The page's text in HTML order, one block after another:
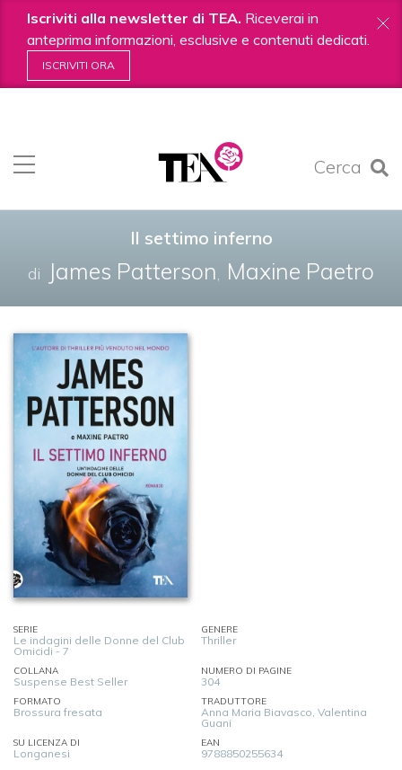
Iscriviti alla newsletter di TEA. Riceverai in
anteprima informazioni, esclusive e contenuti dedicati.
ISCRIVITI ORA
Cerca
contenuti.
|
Il settimo inferno
di James Patterson, Maxine Paetro
SERIE
Le indagini delle Donne del Club
Omicidi - 7
GENERE
Thriller
COLLANA
Suspense Best Seller
NUMERO DI PAGINE
304
FORMATO
Brossura fresata
TRADUTTORE
Anna Maria Biavasco, Valentina
Guani
SU LICENZA DI
Longanesi
EAN
9788850255634